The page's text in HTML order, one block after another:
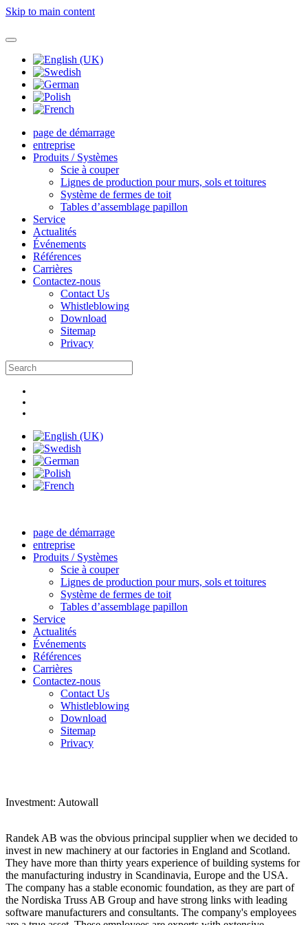
Skip to main content
page de démarrage
entreprise
Produits / Systèmes
Scie à couper
Lignes de production pour murs, sols et toitures
Système de fermes de toit
Tables d’assemblage papillon
Service
Actualités
Événements
Références
Carrières
Contactez-nous
Contact Us
Whistleblowing
Download
Sitemap
Privacy
page de démarrage
entreprise
Produits / Systèmes
Scie à couper
Lignes de production pour murs, sols et toitures
Système de fermes de toit
Tables d’assemblage papillon
Service
Actualités
Événements
Références
Carrières
Contactez-nous
Contact Us
Whistleblowing
Download
Sitemap
Privacy
Investment: Autowall
Randek AB was the obvious principal supplier when we decided to
invest in new machinery at our factories in England and Scotland.
They have more than thirty years experience of building systems for
the manufacturing industry in Scandinavia, Europe and the USA.
The company has a stable economic foundation, as they are part of
the Nordiska Truss AB Group and have strong links with leading
software manufacturers and consultants. The company's employees